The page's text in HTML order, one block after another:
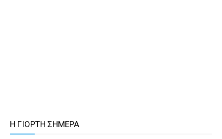
Η ΓΙΟΡΤΗ ΣΗΜΕΡΑ